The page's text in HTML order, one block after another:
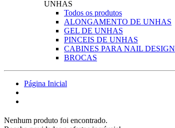
UNHAS
Todos os produtos
ALONGAMENTO DE UNHAS
GEL DE UNHAS
PINCEIS DE UNHAS
CABINES PARA NAIL DESIGN
BROCAS
Página Inicial
Nenhum produto foi encontrado.